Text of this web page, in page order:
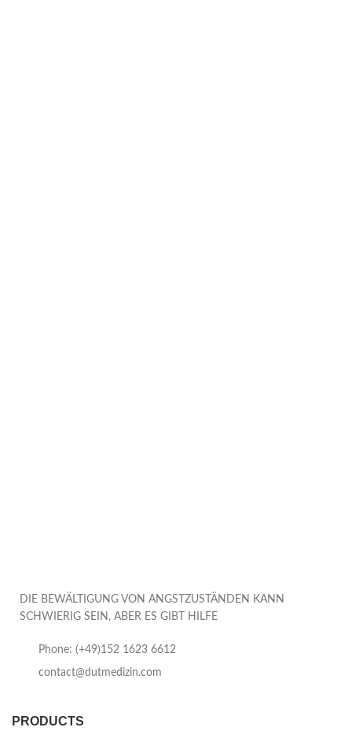
DIE BEWÄLTIGUNG VON ANGSTZUSTÄNDEN KANN
SCHWIERIG SEIN, ABER ES GIBT HILFE
Phone: (+49)152 1623 6612
contact@dutmedizin.com
PRODUCTS